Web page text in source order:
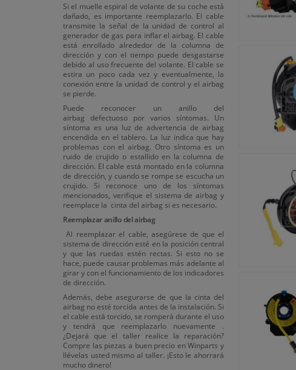
Si el muelle espiral de volante de su coche está
dañado, es importante reemplazarlo. El cable
transmite la señal de la unidad de control al
generador de gas para inflar el airbag. El cable
está enrollado alrededor de la columna de
dirección y con el tiempo puede desgastarse
debido al uso frecuente del volante. El cable se
estira un poco cada vez y eventualmente, la
conexión entre la unidad de control y el airbag
se pierde.
Puede reconocer un anillo del
airbag defectuoso por varios síntomas. Un
síntoma es una luz de advertencia de airbag
encendida en el tablero. La luz indica que hay
problemas con el airbag. Otro síntoma es un
ruido de crujido o estallido en la columna de
dirección. El cable está montado en la columna
de dirección, y cuando se rompe se escucha un
crujido. Si reconoce uno de los síntomas
mencionados, verifique el sistema de airbag y
reemplace la cinta del airbag si es necesario.
Reemplazar anillo del airbag
Al reemplazar el cable, asegúrese de que el
sistema de dirección esté en la posición central
y que las ruedas estén rectas. Si esto no se
hace, puede causar problemas más adelante al
girar y con el funcionamiento de los indicadores
de dirección.
Además, debe asegurarse de que la cinta del
airbag no esté torcida antes de la instalación. Si
el cable está torcido, se romperá durante el uso
y tendrá que reemplazarlo nuevamente .
¿Dejará que el taller realice la reparación?
Compre las piezas a buen precio en Winparts y
llévelas usted mismo al taller. ¡Esto le ahorrará
mucho dinero!